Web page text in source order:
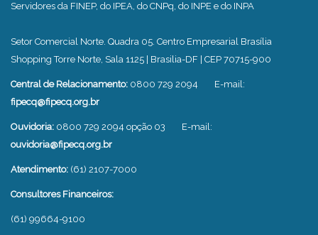
Servidores da FINEP, do IPEA, do CNPq, do INPE e do INPA
Setor Comercial Norte. Quadra 05. Centro Empresarial Brasília
Shopping Torre Norte, Sala 1125 | Brasilia-DF | CEP 70715-900
Central de Relacionamento: 0800 729 2094
E-mail:
fipecq@fipecq.org.br
Ouvidoria: 0800 729 2094 opção 03
E-mail:
ouvidoria@fipecq.org.br
Atendimento: (61) 2107-7000
Consultores Financeiros:
(61) 99664-9100